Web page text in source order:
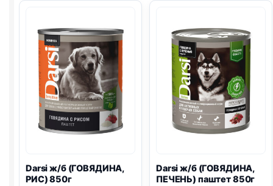
ПЕЧЕНЬ)
850г
850г
Darsi ж/б (ГОВЯДИНА,
РИС) 850г
Darsi ж/б (ГОВЯДИНА,
ПЕЧЕНЬ) паштет 850г